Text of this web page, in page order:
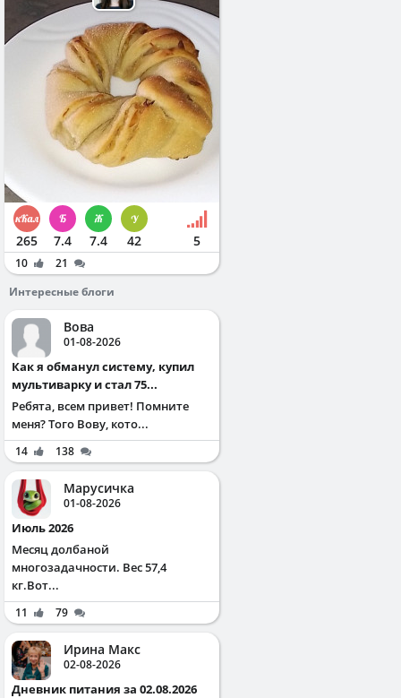
265 7.4 7.4 42 5
10
21
Интересные блоги
Вова
01-08-2026
Как я обманул систему, купил
мультиварку и стал 75...
Ребята, всем привет! Помните
меня? Того Вову, кото...
14 138
Марусичка
01-08-2026
Июль 2026
Месяц долбаной
многозадачности. Вес 57,4
кг.Вот...
11 79
Ирина Макс
02-08-2026
Дневник питания за 02.08.2026